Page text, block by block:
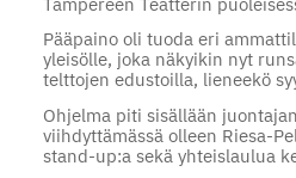
Pääpaino oli tuoda eri
yleisölle, joka näkyikin nyt
telttojen edustoilla, lieneekö
Ohjelma piti sisällään
viihdyttämässä olleen Riesa-
stand-up:a sekä yhteislaulua